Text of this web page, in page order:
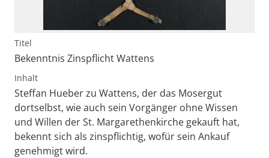
Titel
Bekenntnis Zinspflicht Wattens
Inhalt
Steffan Hueber zu Wattens, der das Mosergut
dortselbst, wie auch sein Vorgänger ohne Wissen
und Willen der St. Margarethenkirche gekauft hat,
bekennt sich als zinspflichtig, wofür sein Ankauf
genehmigt wird.